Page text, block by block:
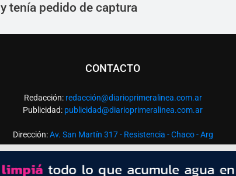
y tenía pedido de captura
CONTACTO
Redacción: redacción@diarioprimeralinea.com.ar
Publicidad: publicidad@diarioprimeralinea.com.ar
Dirección:Av. San Martín 317 - Resistencia - Chaco - Arg